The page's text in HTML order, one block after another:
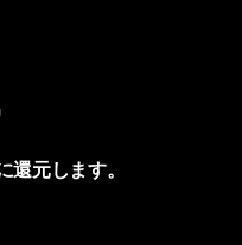
元します。